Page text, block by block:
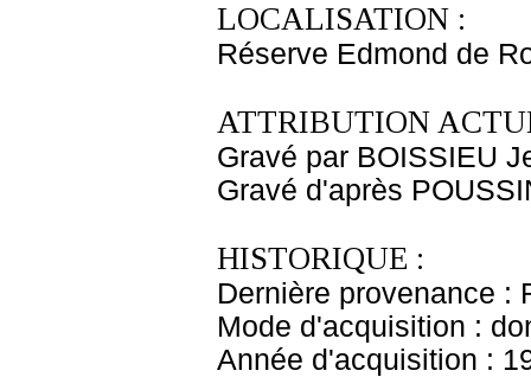
LOCALISATION :
Réserve Edmond de
ATTRIBUTION
Gravé par BOISSIEU
Gravé d'après
HISTORIQUE :
Dernière provenance :
Mode d'acquisition :
Année d'acquisition :